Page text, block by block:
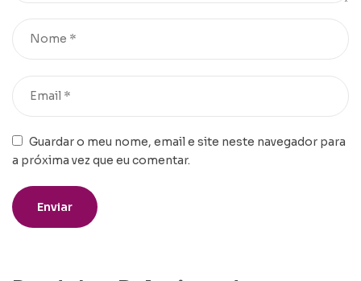
Guardar o meu nome, email e site neste navegador para
a próxima vez que eu comentar.